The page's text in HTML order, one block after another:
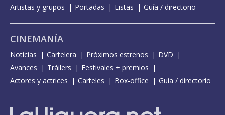
Artistas y grupos
Portadas Listas Guía / directorio
CINEMANÍA
Noticias Cartelera Próximos estrenos
DVD
Avances
Tráilers
Festivales + premios
Actores y actrices
Carteles Box-office Guía / directorio